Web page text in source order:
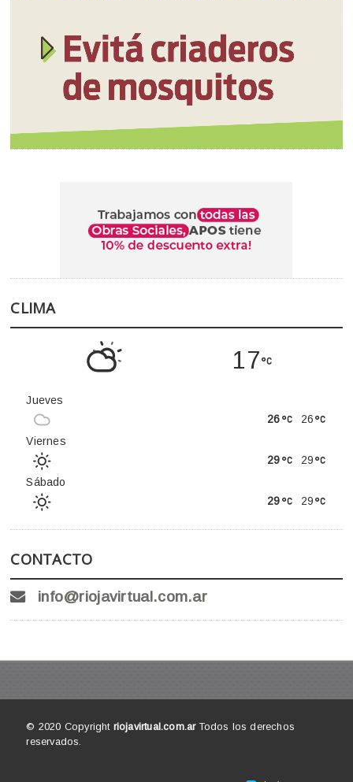
CLIMA
17
Jueves
26
26
Viernes
29
29
Sábado
29
29
CONTACTO
info@riojavirtual.com.ar
© 2020 Copyright riojavirtual.com.arTodos los derechos
reservados.